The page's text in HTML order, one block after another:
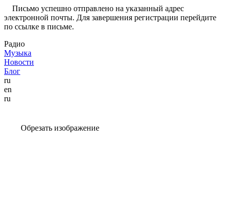
Письмо успешно отправлено на указанный адрес
электронной почты. Для завершения регистрации перейдите
по ссылке в письме.
Радио
Музыка
Новости
Блог
ru
en
ru
Обрезать изображение